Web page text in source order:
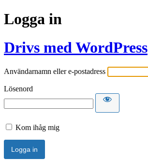
Logga in
Drivs med WordPress
Användarnamn eller e-postadress
Lösenord
Kom ihåg mig